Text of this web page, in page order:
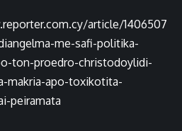
article/1406507
me-safi-politika-
ton-proedro-christodoylidi-
makria-apo-toxikotita-
peiramata